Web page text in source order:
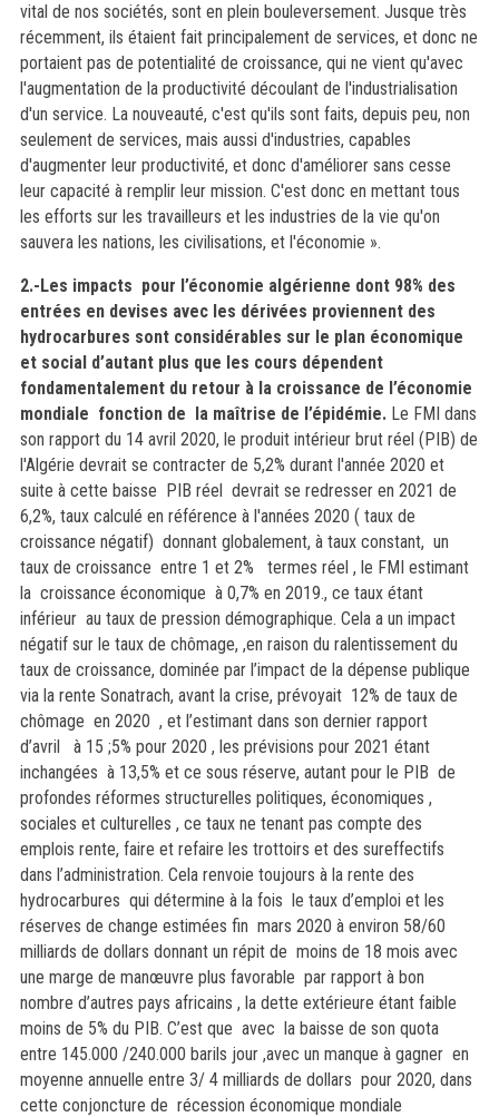
vital de nos sociétés, sont en plein bouleversement. Jusque très
récemment, ils étaient fait principalement de services, et donc ne
portaient pas de potentialité de croissance, qui ne vient qu'avec
l'augmentation de la productivité découlant de l'industrialisation
d'un service. La nouveauté, c'est qu'ils sont faits, depuis peu, non
seulement de services, mais aussi d'industries, capables
d'augmenter leur productivité, et donc d'améliorer sans cesse
leur capacité à remplir leur mission. C'est donc en mettant tous
les efforts sur les travailleurs et les industries de la vie qu'on
sauvera les nations, les civilisations, et l'économie ».
2.-Les impacts pour l’économie algérienne dont 98% des
entrées en devises avec les dérivées proviennent des
hydrocarbures sont considérables sur le plan économique
et social d’autant plus que les cours dépendent
fondamentalement du retour à la croissance de l’économie
mondiale fonction de la maîtrise de l’épidémie.Le FMI dans
son rapport du 14 avril 2020, le produit intérieur brut réel (PIB) de
l'Algérie devrait se contracter de 5,2% durant l'année 2020 et
suite à cette baisse PIB réel devrait se redresser en 2021 de
6,2%, taux calculé en référence à l'années 2020 ( taux de
croissance négatif) donnant globalement, à taux constant, un
taux de croissance entre 1 et 2% termes réel , le FMI estimant
la croissance économique à 0,7% en 2019., ce taux étant
inférieur au taux de pression démographique. Cela a un impact
négatif sur le taux de chômage, ,en raison du ralentissement du
taux de croissance, dominée par l’impact de la dépense publique
via la rente Sonatrach, avant la crise, prévoyait 12% de taux de
chômage en 2020 , et l’estimant dans son dernier rapport
d’avril à 15 ;5% pour 2020 , les prévisions pour 2021 étant
inchangées à 13,5% et ce sous réserve, autant pour le PIB de
profondes réformes structurelles politiques, économiques ,
sociales et culturelles , ce taux ne tenant pas compte des
emplois rente, faire et refaire les trottoirs et des sureffectifs
dans l’administration. Cela renvoie toujours à la rente des
hydrocarbures qui détermine à la fois le taux d’emploi et les
réserves de change estimées fin mars 2020 à environ 58/60
milliards de dollars donnant un répit de moins de 18 mois avec
une marge de manœuvre plus favorable par rapport à bon
nombre d’autres pays africains , la dette extérieure étant faible
moins de 5% du PIB. C’est que avec la baisse de son quota
entre 145.000 /240.000 barils jour ,avec un manque à gagner en
moyenne annuelle entre 3/ 4 milliards de dollars pour 2020, dans
cette conjoncture de récession économique mondiale